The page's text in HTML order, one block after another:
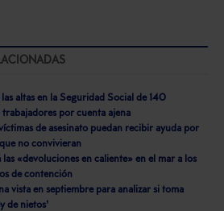
altas en la Seguridad Social de 140
por cuenta ajena
de asesinato puedan recibir ayuda por
no convivieran
«devoluciones en caliente» en el mar a los
de contención
vista en septiembre para analizar si toma
de nietos'